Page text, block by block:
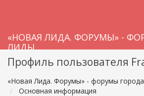
«НОВАЯ ЛИДА. ФОРУМЫ» -
ЛИДЫ
Профиль пользователя
«Новая Лида. Форумы» - форумы
Основная информация